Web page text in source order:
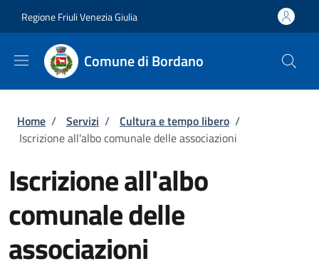
Regione Friuli Venezia Giulia
Comune di Bordano
Briciole di pane
Home / Servizi / Cultura e tempo libero /
Iscrizione all'albo comunale delle associazioni
Iscrizione all'albo
comunale delle
associazioni